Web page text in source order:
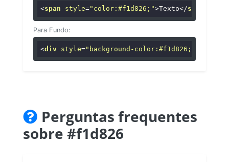
<span style="color:#f1d826;">Texto</span
Para Fundo:
<div style="background-color:#f1d826;"
Perguntas frequentes
sobre #f1d826